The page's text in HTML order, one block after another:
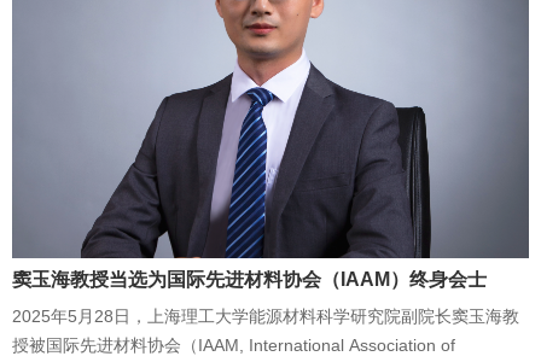
学科交叉融合，善于运用人工智能等新质工具；要精准把握前沿方
向，在攻坚克难中锤炼心智，亦懂得张弛有度、健康解压。陈院士强
调，要在攻坚克难中锤炼心性，学会张弛有度、健康解压，不断提升
综合素养。他鼓励大家将个人理想融入国家发展大局，以卓越才华助
力民族复兴，书写无愧于时代的青春篇章。整场座谈交流深入、氛围
热烈，为参会师生提供了宝贵的学术启迪与精神动力。
窦玉海教授当选为国际先进材料协会（IAAM）终身会士
2025年5月28日，上海理工大学能源材料科学研究院副院长窦玉海教
授被国际先进材料协会（IAAM, International Association of